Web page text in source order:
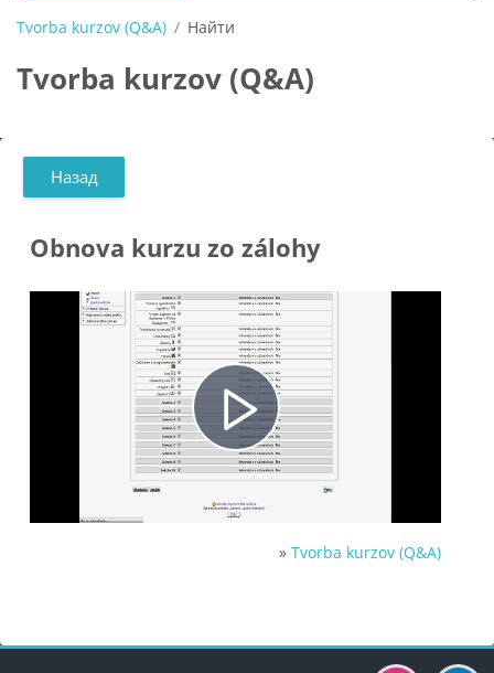
Tvorba kurzov (Q&A) Найти
Tvorba kurzov (Q&A)
Назад
Obnova kurzu zo zálohy
видео
» Tvorba kurzov (Q&A)